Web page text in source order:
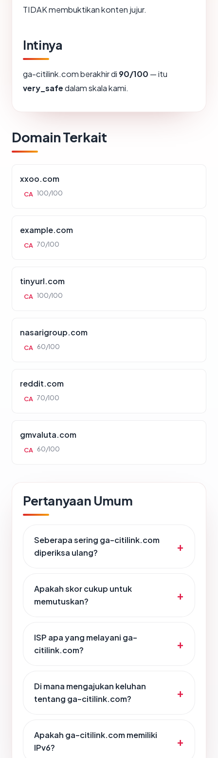
TIDAK membuktikan konten jujur.
Intinya
ga-citilink.com berakhir di 90/100 — itu
very_safedalam skala kami.
Domain Terkait
xxoo.com
CA 100/100
example.com
CA 70/100
tinyurl.com
CA 100/100
nasarigroup.com
CA 60/100
reddit.com
CA 70/100
gmvaluta.com
CA 60/100
Pertanyaan Umum
Seberapa sering ga-citilink.com
diperiksa ulang?
Apakah skor cukup untuk
memutuskan?
ISP apa yang melayani ga-
citilink.com?
Di mana mengajukan keluhan
tentang ga-citilink.com?
Apakah ga-citilink.com memiliki
IPv6?